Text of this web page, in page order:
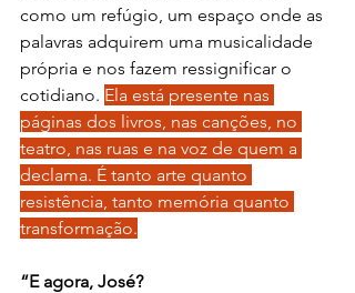
como um refúgio, um espaço onde as
palavras adquirem uma musicalidade
própria e nos fazem ressignificar o
cotidiano. Ela está presente nas
páginas dos livros, nas canções, no
teatro, nas ruas e na voz de quem a
declama. É tanto arte quanto
resistência, tanto memória quanto
transformação.
“E agora, José?